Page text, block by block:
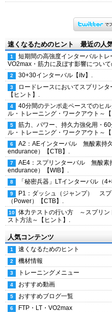
速くなるためのヒント 最近の人
短期間の高強度インターバルトレ
VO2max・筋力に及ぼす影響につい
30+30インターバル【itv】.
ロードレースにおいてスプリン
【ヒント】.
40分間のテンポ走ペースでのヒ
ル・トレーニング・ワークアウト～
筋力、パワー、持久力強化用・
ル・トレーニング・ワークアウト～
A2：AEインターバル 無酸素持
endurance）【CTB】.
AE4：スプリンターバル 無酸素
endurance）【WIB】.
「秘密兵器」LTインターバル（
P1：ダッシュ（ジャンプ） ス
（Power）【CTB】.
体力テストの行い方 ～スプリン
スト方法～【ヒント】.
人気コンテンツ
速くなるためのヒント
機材情報
トレーニングメニュー
おすすめ動画
おすすめブログ一覧
FTP・LT・VO2max